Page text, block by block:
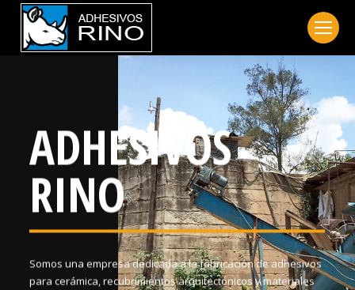
ADHESIVOS
RINO
Somos una empresa dedicada a la fabricación de adhesivos
para cerámica, recubrimientos arquitectónicos y materiales